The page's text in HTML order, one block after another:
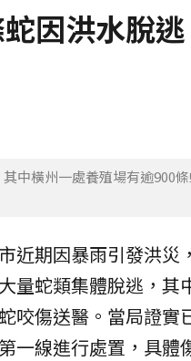
因洪水脫
中橫州一處養殖場有逾900
近期因暴雨引發洪災
量蛇類集體脫逃，
咬傷送醫。當局證
一線進行處置，具體